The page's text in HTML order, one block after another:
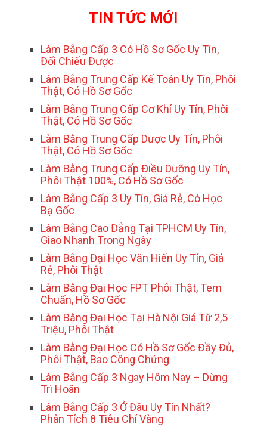
TIN TỨC MỚI
Làm Bằng Cấp 3 Có Hồ Sơ Gốc Uy Tín,
Đối Chiếu Được
Làm Bằng Trung Cấp Kế Toán Uy Tín, Phôi
Thật, Có Hồ Sơ Gốc
Làm Bằng Trung Cấp Cơ Khí Uy Tín, Phôi
Thật, Có Hồ Sơ Gốc
Làm Bằng Trung Cấp Dược Uy Tín, Phôi
Thật, Có Hồ Sơ Gốc
Làm Bằng Trung Cấp Điều Dưỡng Uy Tín,
Phôi Thật 100%, Có Hồ Sơ Gốc
Làm Bằng Cấp 3 Uy Tín, Giá Rẻ, Có Học
Bạ Gốc
Làm Bằng Cao Đẳng Tại TPHCM Uy Tín,
Giao Nhanh Trong Ngày
Làm Bằng Đại Học Văn Hiến Uy Tín, Giá
Rẻ, Phôi Thật
Làm Bằng Đại Học FPT Phôi Thật, Tem
Chuẩn, Hồ Sơ Gốc
Làm Bằng Đại Học Tại Hà Nội Giá Từ 2,5
Triệu, Phôi Thật
Làm Bằng Đại Học Có Hồ Sơ Gốc Đầy Đủ,
Phôi Thật, Bao Công Chứng
Làm Bằng Cấp 3 Ngay Hôm Nay – Dừng
Trì Hoãn
Làm Bằng Cấp 3 Ở Đâu Uy Tín Nhất?
Phân Tích 8 Tiêu Chí Vàng